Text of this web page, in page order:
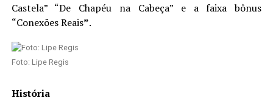
Castela” “De Chapéu na Cabeça” e a faixa bônus
“Conexões Reais”.
Foto: Lipe Regis
História